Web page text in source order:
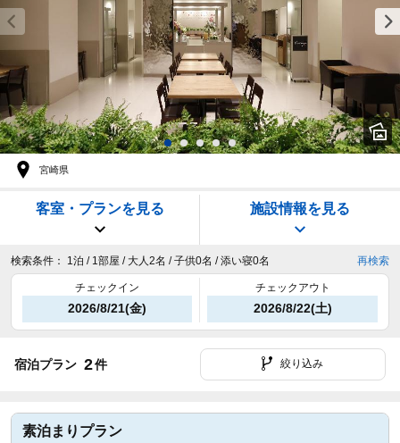
宮崎県
客室・プランを見る 施設情報を見る
検索条件： 1泊 / 1部屋 / 大人2名 / 子供0名 / 添い寝0名 再検索
チェックイン
2026/8/21(金)
チェックアウト
2026/8/22(土)
宿泊プラン 2件 絞り込み
素泊まりプラン